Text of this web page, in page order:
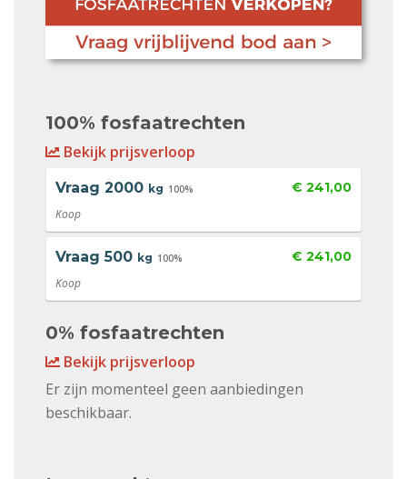
100% fosfaatrechten
Bekijk prijsverloop
Vraag 2000 kg 100% € 241,00
Koop
Vraag 500 kg 100% € 241,00
Koop
0% fosfaatrechten
Bekijk prijsverloop
Er zijn momenteel geen aanbiedingen
beschikbaar.